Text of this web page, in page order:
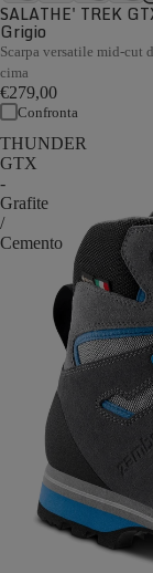
SALATHE' TREK
Grigio
Scarpa versatile mid-cut
cima
€279,00
Confronta
THUNDER
GTX
-
Grafite
/
Cemento